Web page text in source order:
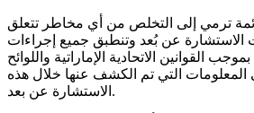
ترمي إلى التخلص من أي مخاطر تتعلق
الاستشارة عن بُعد وتنطبق جميع إجراءات
القوانين الاتحادية الإماراتية واللوائح
المعلومات التي تم الكشف عنها خلال هذه
الاستشارة عن بعد.